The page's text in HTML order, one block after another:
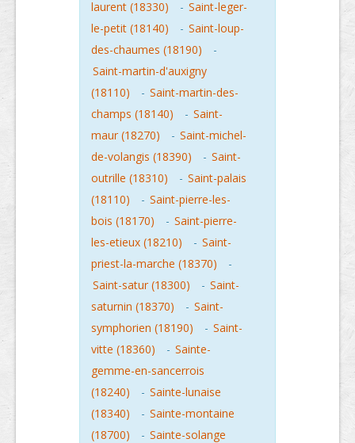
laurent (18330)
- Saint-leger-
le-petit (18140)
- Saint-loup-
des-chaumes (18190)
-
Saint-martin-d'auxigny
(18110)
- Saint-martin-des-
champs (18140)
- Saint-
maur (18270)
- Saint-michel-
de-volangis (18390)
- Saint-
outrille (18310)
- Saint-palais
(18110)
- Saint-pierre-les-
bois (18170)
- Saint-pierre-
les-etieux (18210)
- Saint-
priest-la-marche (18370)
-
Saint-satur (18300)
- Saint-
saturnin (18370)
- Saint-
symphorien (18190)
- Saint-
vitte (18360)
- Sainte-
gemme-en-sancerrois
(18240)
- Sainte-lunaise
(18340)
- Sainte-montaine
(18700)
- Sainte-solange